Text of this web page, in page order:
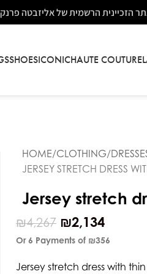
הזכיינית הרשמית של אליזבטה
SHOESICONICHAUTE COUTURE
HOME CLOTHING
JERSEY STRETCH DRESS
Jersey stretch
₪4,267 ₪2,134
Or 6 Payments of ₪356
Jersey stretch dress with